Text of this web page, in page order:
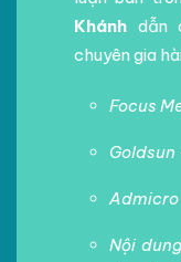
Khánh dẫn
chuyên gia
Focus
Goldsun
Admicro
Nội